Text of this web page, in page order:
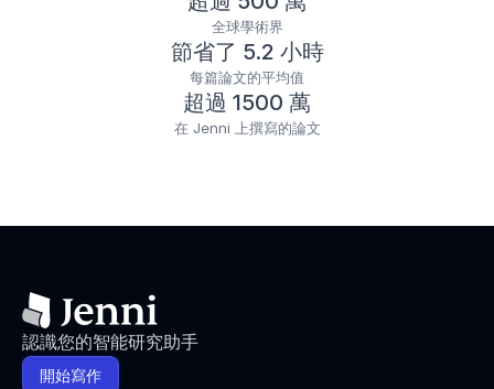
全球學術界
節省了 5.2 小時
每篇論文的平均值
超過 1500 萬
在 Jenni 上撰寫的論文
認識您的智能研究助手
開始寫作